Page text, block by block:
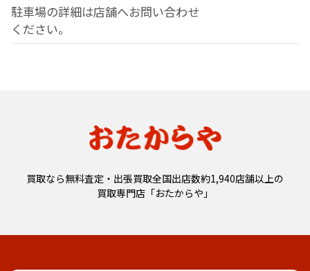
駐車場の詳細は店舗へお問い合わせ
ください。
買取なら無料査定・出張買取全国出店数約1,940店舗以上の
買取専門店「おたからや」